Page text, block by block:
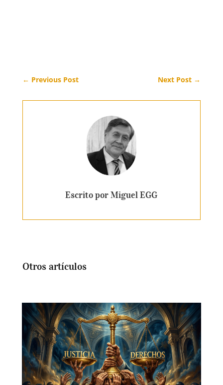
← Previous Post Next Post →
Escrito por Miguel EGG
Otros artículos